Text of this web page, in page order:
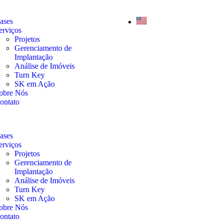
Projetos
Gerenciamento de
Implantação
Análise de Imóveis
Turn Key
SK em Ação
Nós
Projetos
Gerenciamento de
Implantação
Análise de Imóveis
Turn Key
SK em Ação
Nós